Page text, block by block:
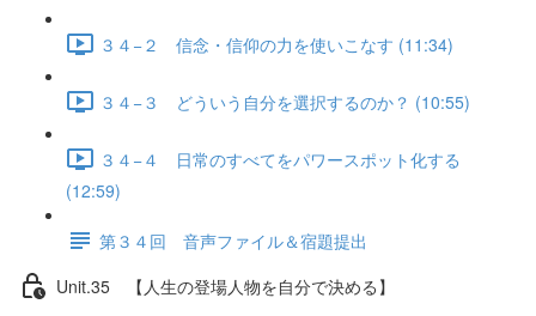
３４−２ 信念・信仰の力を使いこなす (11:34)
３４−３ どういう自分を選択するのか？ (10:55)
３４−４ 日常のすべてをパワースポット化する
(12:59)
第３４回 音声ファイル＆宿題提出
Unit.35 【人生の登場人物を自分で決める】